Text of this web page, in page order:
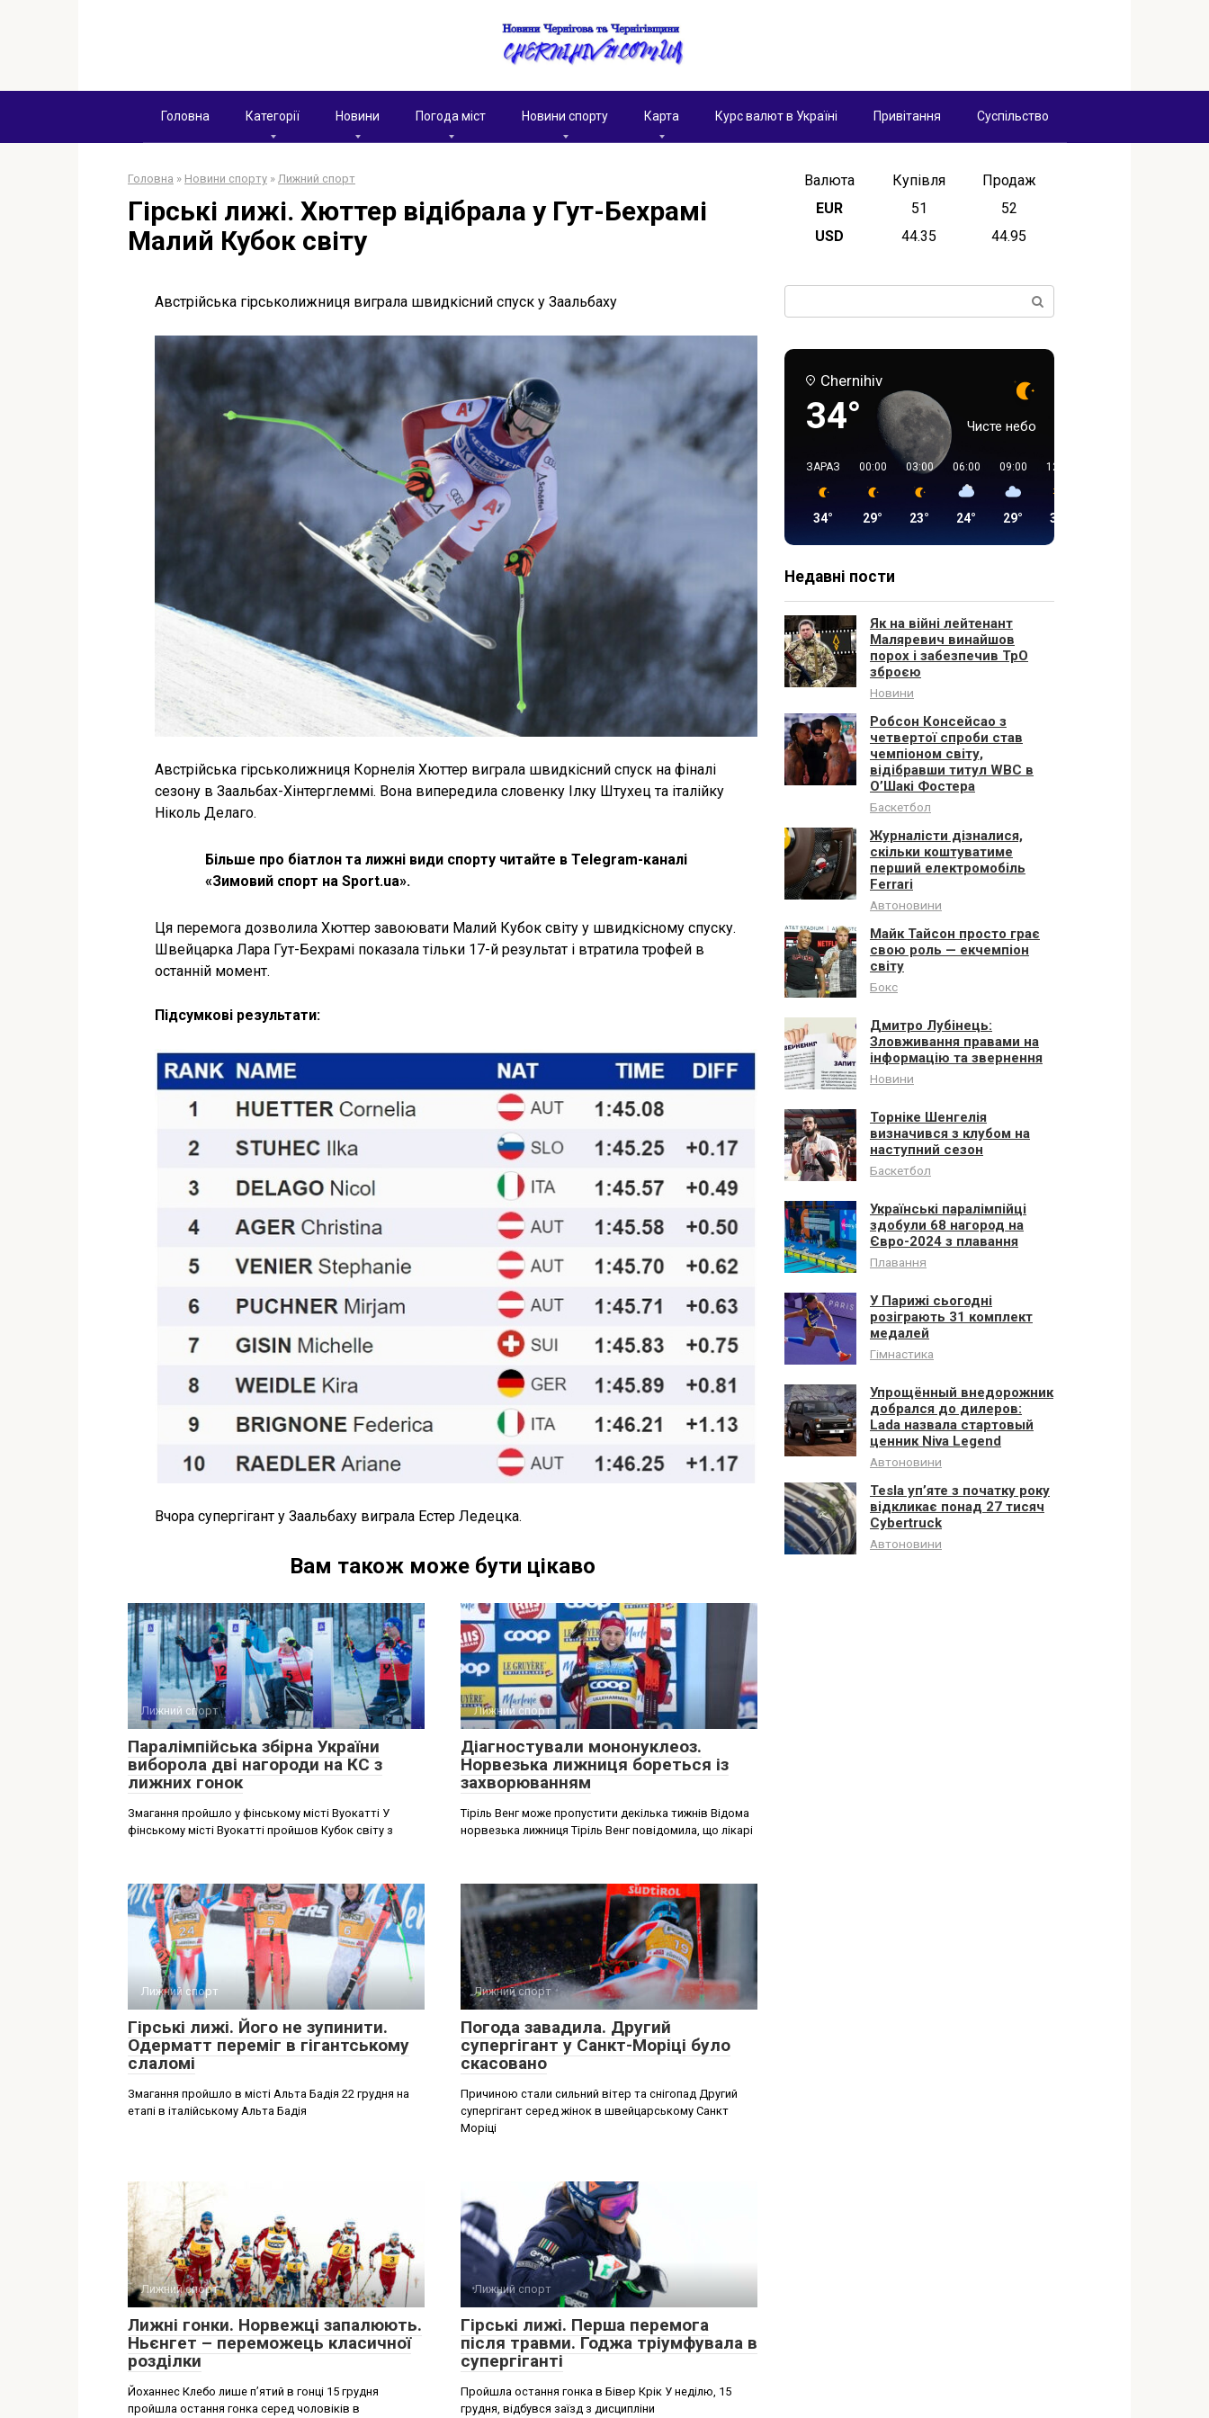
Головна Категорії Новини Погода міст Новини спорту Карта Курс валют в Україні Привітання Суспільство
Головна » Новини спорту » Лижний спорт
Гірські лижі. Хюттер відібрала у Гут-Бехрамі
Малий Кубок світу
Австрійська гірськолижниця виграла швидкісний спуск у Заальбаху
Австрійська гірськолижниця Корнелія Хюттер виграла швидкісний спуск на фіналі
сезону в Заальбах-Хінтерглеммі. Вона випередила словенку Ілку Штухец та італійку
Ніколь Делаго.
Більше про біатлон та лижні види спорту читайте в Telegram-каналі
«Зимовий спорт на Sport.ua».
Ця перемога дозволила Хюттер завоювати Малий Кубок світу у швидкісному спуску.
Швейцарка Лара Гут-Бехрамі показала тільки 17-й результат і втратила трофей в
останній момент.
Підсумкові результати:
Вчора супергігант у Заальбаху виграла Естер Ледецка.
Вам також може бути цікаво
Лижний спорт
Паралімпійська збірна України
виборола дві нагороди на КС з
лижних гонок
Змагання пройшло у фінському місті Вуокатті У
фінському місті Вуокатті пройшов Кубок світу з
Лижний спорт
Діагностували мононуклеоз.
Норвезька лижниця бореться із
захворюванням
Тіріль Венг може пропустити декілька тижнів Відома
норвезька лижниця Тіріль Венг повідомила, що лікарі
Лижний спорт
Гірські лижі. Його не зупинити.
Одерматт переміг в гігантському
слаломі
Змагання пройшло в місті Альта Бадія 22 грудня на
етапі в італійському Альта Бадія
Лижний спорт
Погода завадила. Другий
супергігант у Санкт-Моріці було
скасовано
Причиною стали сильний вітер та снігопад Другий
супергігант серед жінок в швейцарському Санкт
Моріці
Лижний спорт
Лижні гонки. Норвежці запалюють.
Ньєнгет – переможець класичної
розділки
Йоханнес Клебо лише п’ятий в гонці 15 грудня
пройшла остання гонка серед чоловіків в
Лижний спорт
Гірські лижі. Перша перемога
після травми. Годжа тріумфувала в
супергіганті
Пройшла остання гонка в Бівер Крік У неділю, 15
грудня, відбувся заїзд з дисципліни
Валюта Купівля
Продаж
EUR
51
52
USD
44.35 44.95
Chernihiv
34° Чисте небо
ЗАРАЗ
34°
00:00
29°
03:00
23°
06:00
24°
09:00
29°
12:00
36°
Недавні пости
Як на війні лейтенант
Маляревич винайшов
порох і забезпечив ТрО
зброєю
Новини
Робсон Консейсао з
четвертої спроби став
чемпіоном світу,
відібравши титул WBC в
О’Шакі Фостера
Баскетбол
Журналісти дізналися,
скільки коштуватиме
перший електромобіль
Ferrari
Автоновини
Майк Тайсон просто грає
свою роль — екчемпіон
світу
Бокс
Дмитро Лубінець:
Зловживання правами на
інформацію та звернення
Новини
Торніке Шенгелія
визначився з клубом на
наступний сезон
Баскетбол
Українські паралімпійці
здобули 68 нагород на
Євро-2024 з плавання
Плавання
У Парижі сьогодні
розіграють 31 комплект
медалей
Гімнастика
Упрощённый внедорожник
добрался до дилеров:
Lada назвала стартовый
ценник Niva Legend
Автоновини
Tesla уп’яте з початку року
відкликає понад 27 тисяч
Cybertruck
Автоновини